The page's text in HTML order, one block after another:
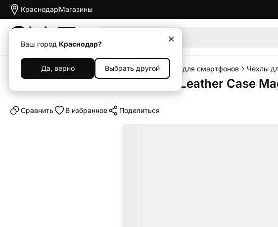
Краснодар
Ваш город Краснодар?
Да, верно Выбрать другой
Магазины
Каталог Аксессуары Чехлы Чехлы для смартфонов Чехлы
Клип-кейс (накладка) Apple Leather Case
Cравнить В избранное Поделиться